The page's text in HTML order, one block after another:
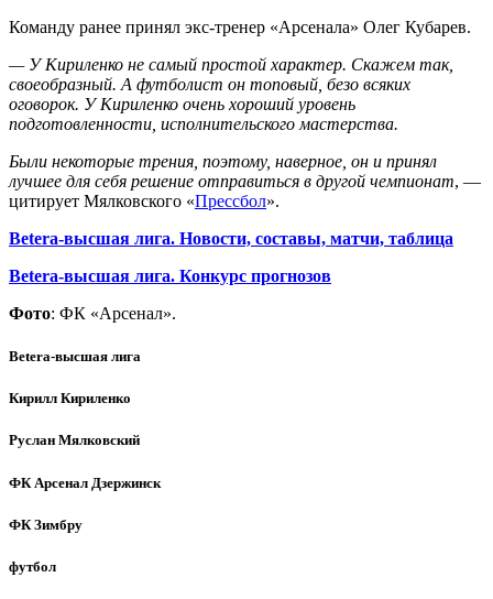
Команду ранее принял экс-тренер «Арсенала» Олег Кубарев.
— У Кириленко не самый простой характер. Скажем так,
своеобразный. А футболист он топовый, безо всяких
оговорок. У Кириленко очень хороший уровень
подготовленности, исполнительского мастерства.
Были некоторые трения, поэтому, наверное, он и принял
лучшее для себя решение отправиться в другой чемпионат, —
цитирует Мялковского «Прессбол».
Betera-высшая лига. Новости, составы, матчи, таблица
Betera-высшая лига. Конкурс прогнозов
Фото: ФК «Арсенал».
Betera-высшая лига
Кирилл Кириленко
Руслан Мялковский
ФК Арсенал Дзержинск
ФК Зимбру
футбол